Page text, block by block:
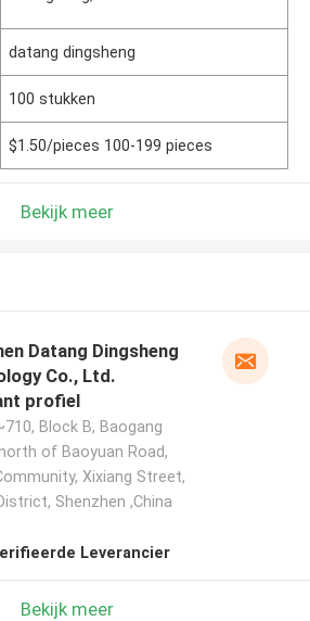
datang dingsheng
100 stukken
$1.50/pieces 100-199 pieces
Bekijk meer
Datang Dingsheng
Co., Ltd.
profiel
Block B, Baogang
of Baoyuan Road,
Xixiang Street,
Shenzhen ,China
Leverancier
Bekijk meer